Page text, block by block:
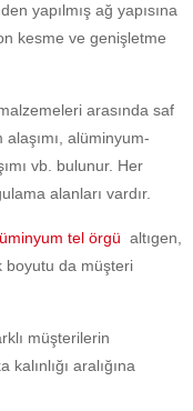
yapılmış ağ yapısına
kesme ve genişletme
arasında saf
alüminyum-
vb. bulunur. Her
alanları vardır.
tel örgü altıgen,
boyutu da müşteri
müşterilerin
aralığına